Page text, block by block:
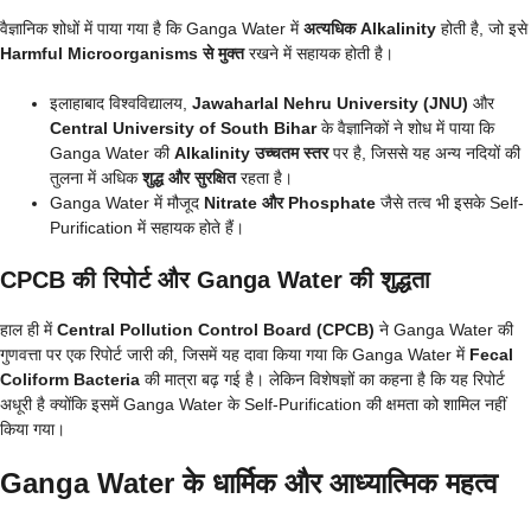
वैज्ञानिक शोधों में पाया गया है कि Ganga Water मेंअत्यधिक Alkalinity होती है, जो इसे
Harmful Microorganisms से मुक्तरखने में सहायक होती है।
इलाहाबाद विश्वविद्यालय, Jawaharlal Nehru University (JNU) और
Central University of South Biharके वैज्ञानिकों ने शोध में पाया कि
Ganga Water कीAlkalinity उच्चतम स्तरपर है, जिससे यह अन्य नदियों की
तुलना में अधिकशुद्ध और सुरक्षितरहता है।
Ganga Water में मौजूद Nitrate और Phosphate जैसे तत्व भी इसके Self-
Purification में सहायक होते हैं।
CPCB की रिपोर्ट और Ganga Water की शुद्धता
हाल ही मेंCentral Pollution Control Board (CPCB) ने Ganga Water की
गुणवत्ता पर एक रिपोर्ट जारी की, जिसमें यह दावा किया गया कि Ganga Water में Fecal
Coliform Bacteria की मात्रा बढ़ गई है। लेकिन विशेषज्ञों का कहना है कि यह रिपोर्ट
अधूरी है क्योंकि इसमें Ganga Water के Self-Purification की क्षमता को शामिल नहीं
किया गया।
Ganga Water के धार्मिक और आध्यात्मिक महत्व